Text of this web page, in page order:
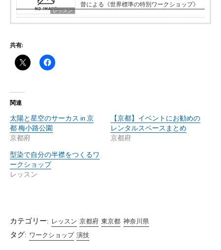
レッスン
督による《世界標準の特別ワークショップ》
共有:
関連
太陽と星空のサーカス in 京
都 梅小路公園
京都府
【京都】イベントにお勧めの
レンタルスペースまとめ
京都府
型染で自分の半襟をつくるワ
ークショップ
レッスン
カテゴリー: レッスン 京都府 東京都 神奈川県
タグ: ワークショップ 演技